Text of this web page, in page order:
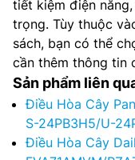
tiết kiệm điện
trọng. Tùy thuộc
sách, bạn có thể
cần thêm thông tin
Sản phẩm liên
Điều Hòa Cây
S-24PB3H5/U-
Điều Hòa Cây